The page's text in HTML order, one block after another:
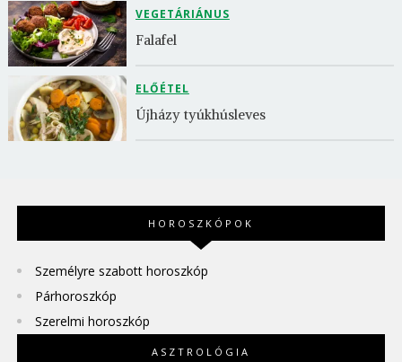
VEGETÁRIÁNUS
Falafel
ELŐÉTEL
Újházy tyúkhúsleves
HOROSZKÓPOK
Személyre szabott horoszkóp
Párhoroszkóp
Szerelmi horoszkóp
ASZTROLÓGIA